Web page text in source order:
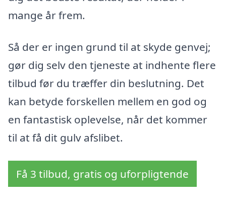
mange år frem.
Så der er ingen grund til at skyde genvej;
gør dig selv den tjeneste at indhente flere
tilbud før du træffer din beslutning. Det
kan betyde forskellen mellem en god og
en fantastisk oplevelse, når det kommer
til at få dit gulv afslibet.
Få 3 tilbud, gratis og uforpligtende